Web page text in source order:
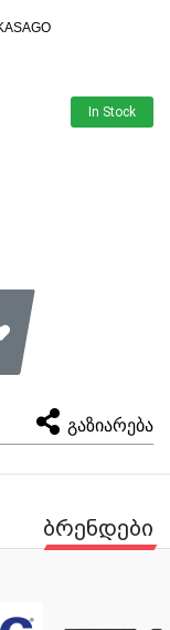
In Stock
გაზიარება
ბრენდები